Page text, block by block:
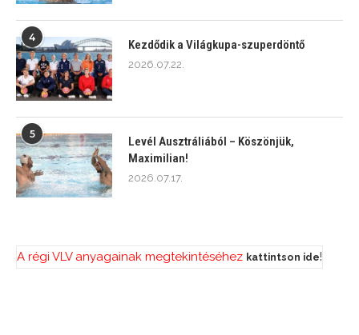
4
Kezdődik a Világkupa-szuperdöntő
2026.07.22.
5
Levél Ausztráliából – Köszönjük,
Maximilian!
2026.07.17.
A régi VLV anyagainak megtekintéséhez kattintson ide!